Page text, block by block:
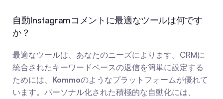
自動Instagramコメントに最適なツールは何です
か？
最適なツールは、あなたのニーズによります。CRMに
統合されたキーワードベースの返信を簡単に設定する
ためには、 Kommoのようなプラットフォームが優れて
います。パーソナル化された積極的な自動化には、